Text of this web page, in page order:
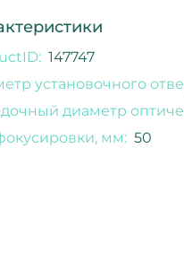
147747
установочного
диаметр
мм: 50